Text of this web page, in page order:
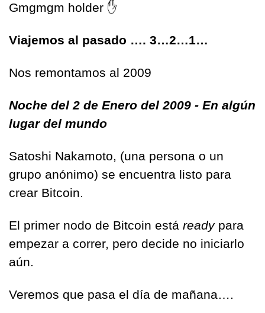
Gmgmgm holder ✋
Viajemos al pasado …. 3…2…1…
Nos remontamos al 2009
Noche del 2 de Enero del 2009 - En algún
lugar del mundo
Satoshi Nakamoto, (una persona o un
grupo anónimo) se encuentra listo para
crear Bitcoin.
El primer nodo de Bitcoin está ready para
empezar a correr, pero decide no iniciarlo
aún.
Veremos que pasa el día de mañana….